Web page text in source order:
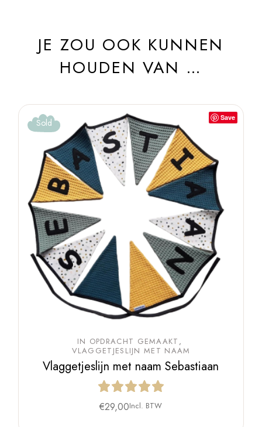
JE ZOU OOK KUNNEN
HOUDEN VAN …
Save
Sold
IN OPDRACHT GEMAAKT
VLAGGETJESLIJN MET NAAM
Vlaggetjeslijn met naam Sebastiaan
€29,00Incl. BTW